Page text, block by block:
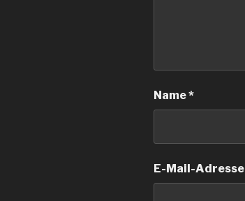
Name*
E-Mail-Adresse